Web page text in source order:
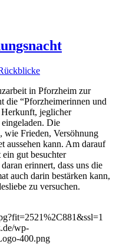
in Pforzheim zur
die “Pforzheimerinnen und
jeglicher
Die
wie Frieden, Versöhnung
aussehen kann. Am darauf
gut besuchter
erinnert, dass uns die
auch darin bestärken kann,
zu versuchen.
wp-
400.png